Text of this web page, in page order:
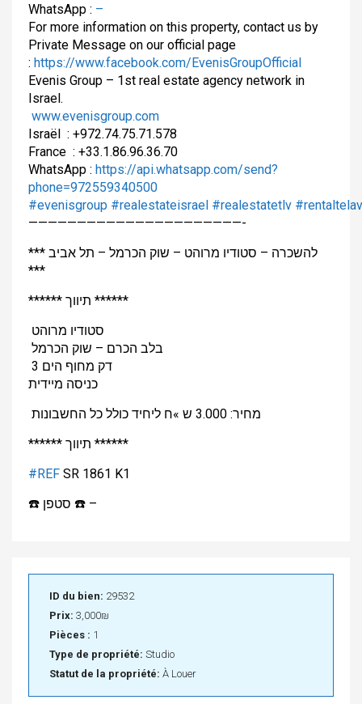
WhatsApp : –
For more information on this property, contact us by
Private Message on our official page
: https://www.facebook.com/EvenisGroupOfficial
Evenis Group – 1st real estate agency network in
Israel.
www.evenisgroup.com
Israël : +972.74.75.71.578
France : +33.1.86.96.36.70
WhatsApp : https://api.whatsapp.com/send?
phone=972559340500
#evenisgroup #realestateisrael #realestatetlv #
——————————————————————-
*** להשכרה – סטודיו מרוהט – שוק הכרמל – תל אביב
***
****** תיווך ******
סטודיו מרוהט
בלב הכרם – שוק הכרמל
3 דק מחוף הים
כניסה מיידית
מחיר: 3.000 ש »ח ליחיד כולל כל החשבונות
****** תיווך ******
#REF SR 1861 K1
☎️
☎️ –
ID du bien: 29532
Prix: 3,000₪
Pièces : 1
Type de propriété: Studio
Statut de la propriété: À Louer